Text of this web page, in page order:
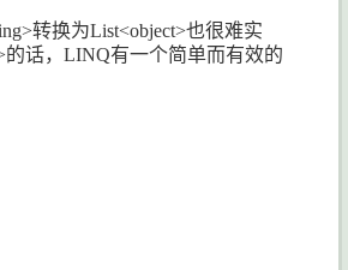
转换为List<object>也很难实
的话， LINQ有一个简单而有效的